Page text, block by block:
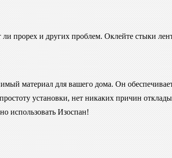
ли прорех и других проблем. Оклейте стыки
материал для вашего дома. Он
установки, нет никаких причин
использовать Изоспан!